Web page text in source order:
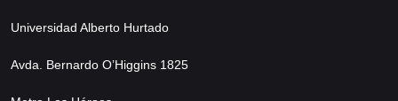
Universidad Alberto Hurtado
Avda. Bernardo O’Higgins 1825